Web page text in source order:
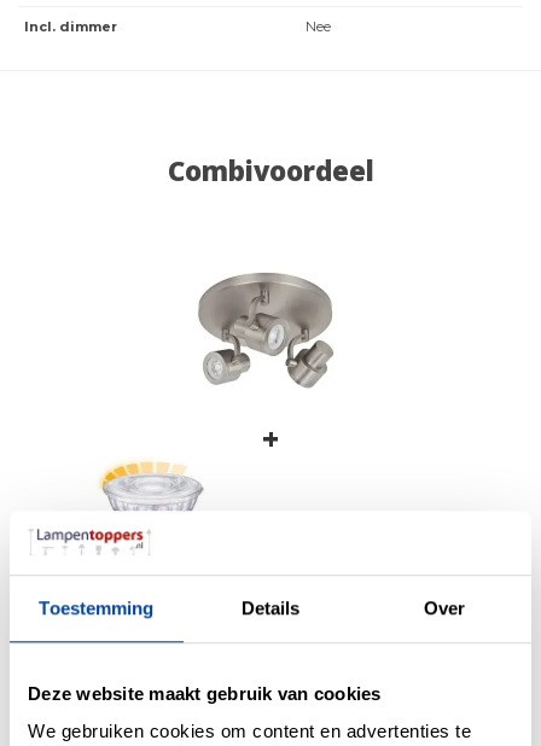
Toestemming Details Over
Deze website maakt gebruik van cookies
We gebruiken cookies om content en advertenties te
Incl. dimmer Nee
Combivoordeel
+
GU10 3.7Watt LED-lamp